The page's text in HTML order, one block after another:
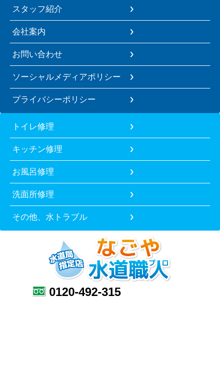
スタッフ紹介
会社案内
お問い合わせ
ソーシャルメディアポリシー
プライバシーポリシー
トイレ修理
キッチン修理
お風呂修理
洗面所修理
その他、水トラブル
0120-492-315